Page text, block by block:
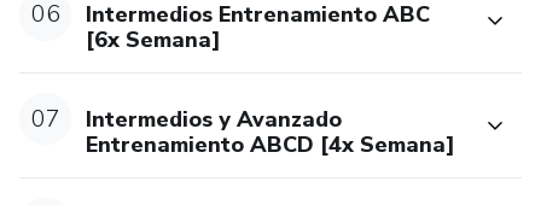
comprador declara estar ciente dessas informações. Os
termos e políticas da Hotmart podem ser acessados aqui,
antes mesmo da conclusão da compra."
06
Intermedios Entrenamiento ABC
[6x Semana]
07
Intermedios y Avanzado
Entrenamiento ABCD [4x Semana]